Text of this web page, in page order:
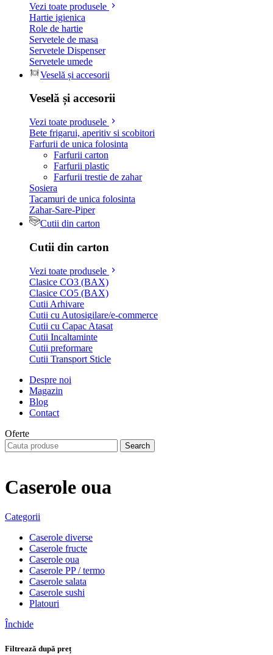
Vezi toate produsele
Hartie igienica
Role de hartie
Servetele de masa
Servetele Dispenser
Servetele umede
Veselă și accesorii
Veselă și accesorii
Vezi toate produsele
Bete frigarui, aperitiv si scobitori
Farfurii de unica folosinta
Farfurii carton
Farfurii plastic
Farfurii trestie de zahar
Sosiera
Tacamuri de unica folosinta
Zahar-Sare-Piper
Cutii din carton
Cutii din carton
Vezi toate produsele
Clasice CO3 (BAX)
Clasice CO5 (BAX)
Cutii Arhivare
Cutii cu Autosigilare/e-commerce
Cutii cu Capac Atasat
Cutii Incaltaminte
Cutii preformare
Cutii Transport Sticle
Despre noi
Magazin
Blog
Contact
Oferte
Search
Caserole oua
Categorii
Caserole diverse
Caserole fructe
Caserole oua
Caserole PP / termo
Caserole salata
Caserole sushi
Platouri
Închide
Filtrează după preț